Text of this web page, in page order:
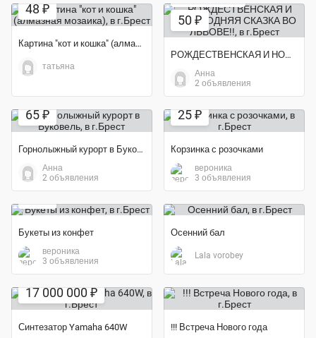
48 ₽
Картина "кот и кошка" (алмазная мозаика)
татьяна
50 ₽
РОЖДЕСТВЕНСКАЯ И НОВОГОДНЯЯ СКАЗКА ВО ЛЬВОВЕ!!
Анна
2 объявления
65 ₽
Горнолыжный курорт в Буковель
Анна
2 объявления
25 ₽
Корзинка с розочками
вероника
3 объявления
Экономия 50%
Букеты из конфет
вероника
3 объявления
Осенний бал
Lala vorobey
17 000 000 ₽
Синтезатор Yamaha 640W !!! Встреча Нового года